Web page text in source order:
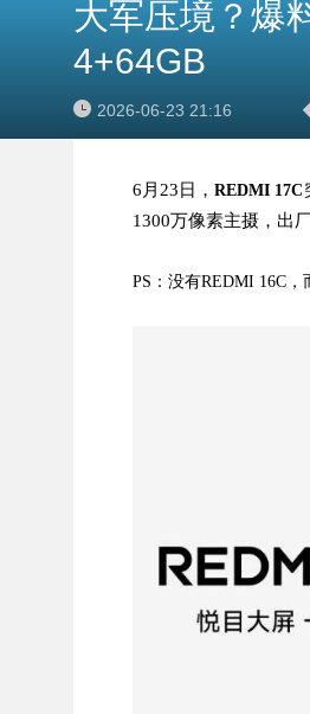
大军压境？爆
4+64GB
2026-06-23 21:16
6月23日，REDMI 17C
1300万像素主摄，出
PS：没有REDMI 16C，